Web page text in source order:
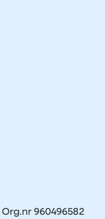
Org.nr 960496582